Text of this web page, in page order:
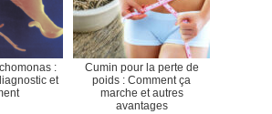
:
et
Cumin pour la perte de
poids : Comment ça
marche et autres
avantages